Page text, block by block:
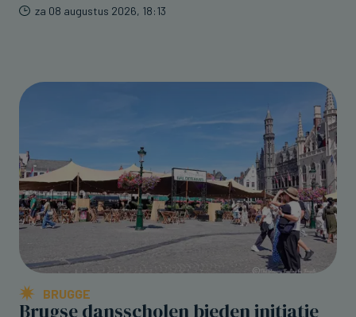
za 08 augustus 2026, 18:13
BRUGGE
Brugse dansscholen bieden initiatie